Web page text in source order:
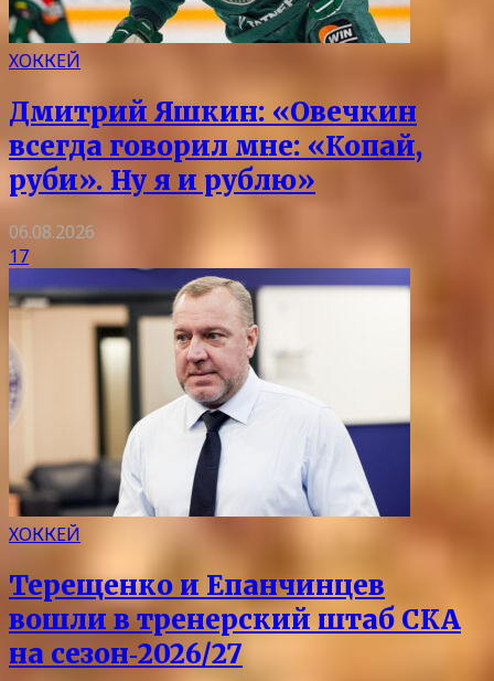
ХОККЕЙ
Дмитрий Яшкин: «Овечкин
всегда говорил мне: «Копай,
руби». Ну я и рублю»
06.08.2026
17
ХОККЕЙ
Терещенко и Епанчинцев
вошли в тренерский штаб СКА
на сезон‑2026/27